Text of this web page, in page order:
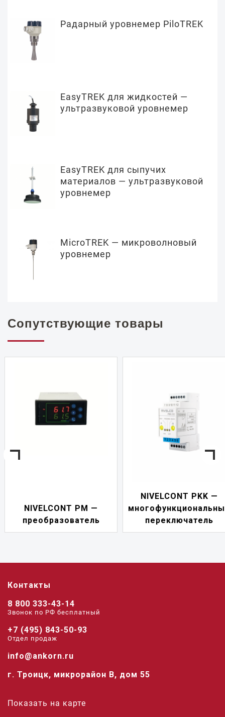
Радарный уровнемер PiloTREK
EasyTREK для жидкостей —
ультразвуковой уровнемер
EasyTREK для сыпучих
материалов — ультразвуковой
уровнемер
MicroTREK — микроволновый
уровнемер
Сопутствующие товары
NIVELCONT PM —
преобразователь
NIVELCONT PKK —
переключатель
Контакты
8 800 333-43-14
Звонок по РФ беcплатный
+7 (495) 843-50-93
Отдел продаж
info@ankorn.ru
г. Троицк, микрорайон В, дом 55
Показать на карте